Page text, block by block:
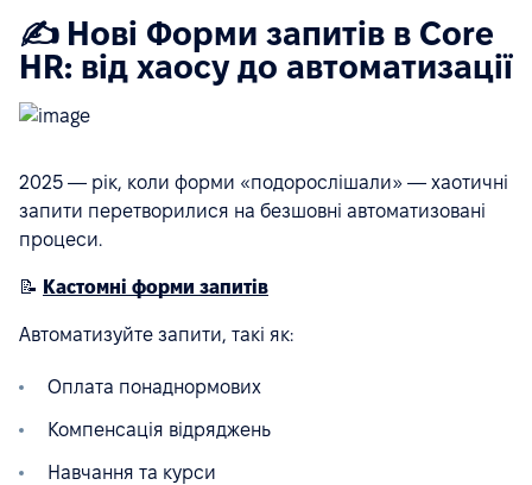
✍️ Нові Форми запитів в Core
HR: від хаосу до автоматизації
2025 — рік, коли форми «подорослішали» — хаотичні
запити перетворилися на безшовні автоматизовані
процеси.
📝 Кастомні форми запитів
Автоматизуйте запити, такі як:
Оплата понаднормових
Компенсація відряджень
Навчання та курси